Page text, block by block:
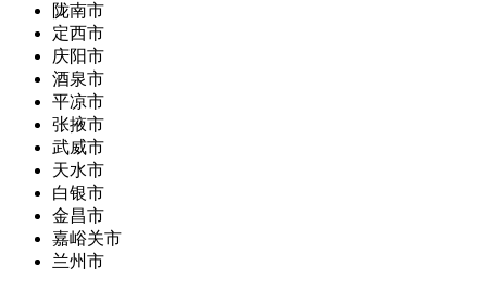
陇南市
定西市
庆阳市
酒泉市
平凉市
张掖市
武威市
天水市
白银市
金昌市
嘉峪关市
兰州市